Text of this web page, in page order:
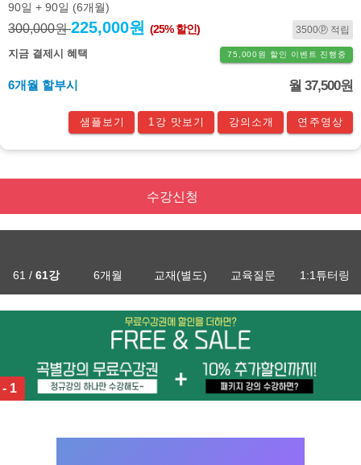
90일 + 90일 (6개월)
300,000원225,000원 (25% 할인) 3500ⓟ 적립
지금 결제시 혜택 75,000원 할인 이벤트 진행중
6개월 할부시 월 37,500원
샘플보기 1강 맛보기 강의소개 연주영상
수강신청
61 / 61강 6개월 교재(별도) 교육질문 1:1튜터링
1